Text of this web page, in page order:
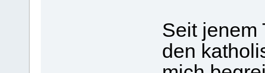
Seit jenem
den